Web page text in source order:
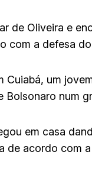
de Oliveira e
com a defesa
Cuiabá, um
Bolsonaro num
em casa
de acordo com